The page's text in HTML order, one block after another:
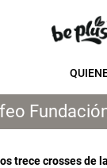
los trece crosses de